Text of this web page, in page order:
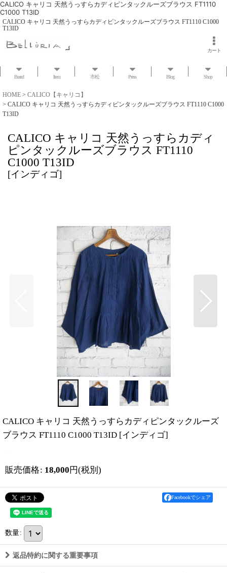
CALICO キャリコ 天然うっすらカディピンタックルーズブラウス FT1110
C1000 T13ID
CALICO キャリコ 天然うっすらカディピンタックルーズブラウス FT1110 C1000
T13ID
カート
Brand Item 市松 Press Blog Shop
HOME > CALICO【キャリコ】
> CALICO キャリコ 天然うっすらカディピンタックルーズブラウス FT1110 C1000
T13ID
CALICO キャリコ 天然うっすらカディ
ピンタックルーズブラウス FT1110
C1000 T13ID
[インディゴ]
CALICO キャリコ 天然うっすらカディピンタックルーズ
ブラウス FT1110 C1000 T13ID [インディゴ]
販売価格: 18,000 円(税別)
Facebookでシェア
数量:
返品特約に関する重要事項